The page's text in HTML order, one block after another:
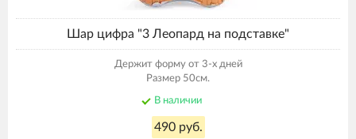
Шар цифра "3 Леопард на подставке"
Держит форму от 3-х дней
Размер 50см.
В наличии
490 руб.